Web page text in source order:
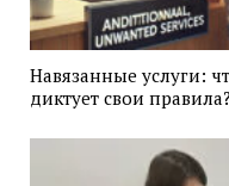
Навязанные услуги:
диктует свои правила?